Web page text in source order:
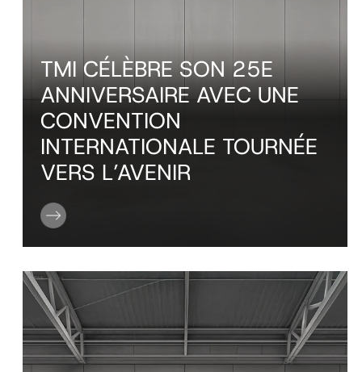
TMI CÉLÈBRE SON 25E
ANNIVERSAIRE AVEC UNE
CONVENTION
INTERNATIONALE TOURNÉE
VERS L’AVENIR